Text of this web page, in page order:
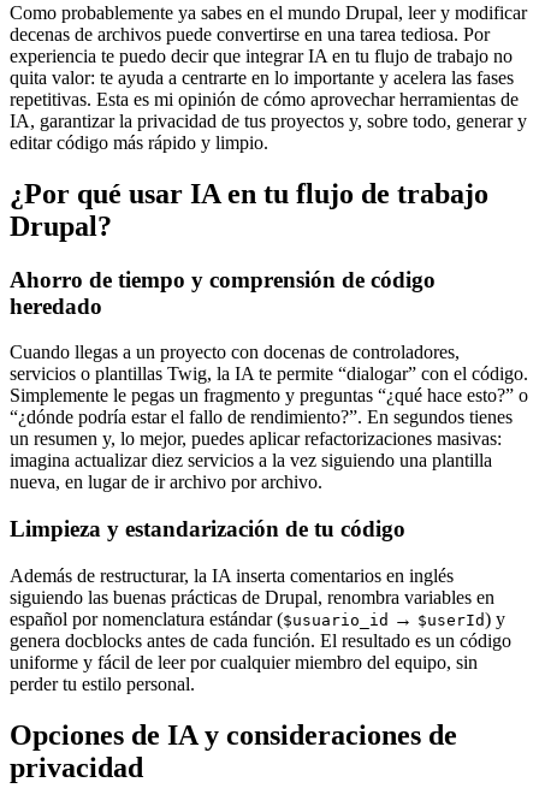
Como probablemente ya sabes en el mundo Drupal, leer y modificar
decenas de archivos puede convertirse en una tarea tediosa. Por
experiencia te puedo decir que integrar IA en tu flujo de trabajo no
quita valor: te ayuda a centrarte en lo importante y acelera las fases
repetitivas. Esta es mi opinión de cómo aprovechar herramientas de
IA, garantizar la privacidad de tus proyectos y, sobre todo, generar y
editar código más rápido y limpio.
¿Por qué usar IA en tu flujo de trabajo
Drupal?
Ahorro de tiempo y comprensión de código
heredado
Cuando llegas a un proyecto con docenas de controladores,
servicios o plantillas Twig, la IA te permite “dialogar” con el código.
Simplemente le pegas un fragmento y preguntas “¿qué hace esto?” o
“¿dónde podría estar el fallo de rendimiento?”. En segundos tienes
un resumen y, lo mejor, puedes aplicar refactorizaciones masivas:
imagina actualizar diez servicios a la vez siguiendo una plantilla
nueva, en lugar de ir archivo por archivo.
Limpieza y estandarización de tu código
Además de restructurar, la IA inserta comentarios en inglés
siguiendo las buenas prácticas de Drupal, renombra variables en
español por nomenclatura estándar ($usuario_id → $userId) y
genera docblocks antes de cada función. El resultado es un código
uniforme y fácil de leer por cualquier miembro del equipo, sin
perder tu estilo personal.
Opciones de IA y consideraciones de
privacidad